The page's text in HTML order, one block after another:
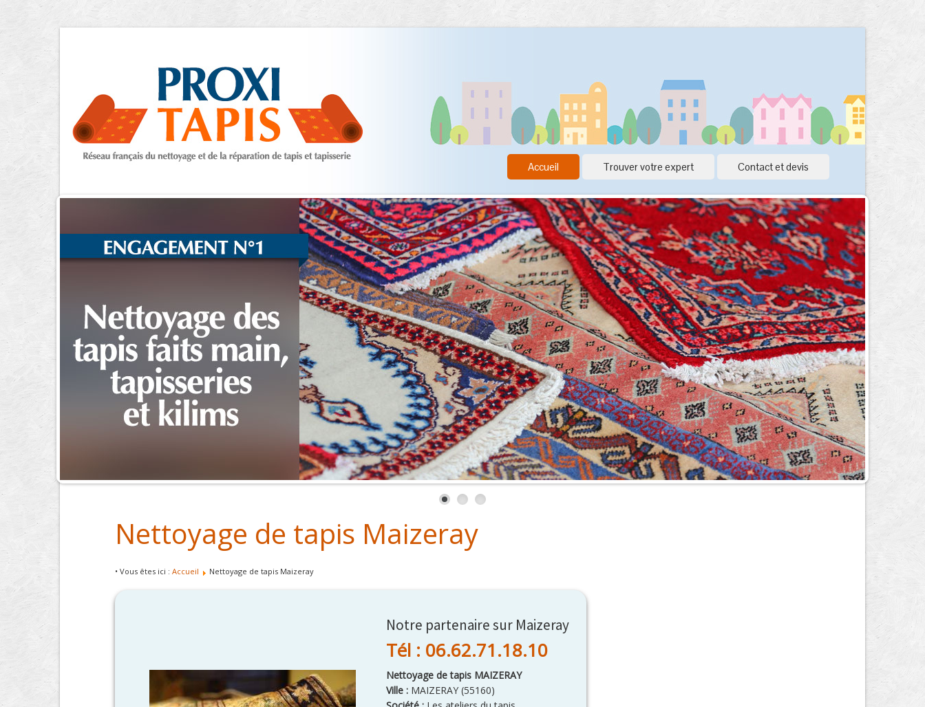
Accueil Trouver votre expert Contact et devis
Nettoyage de tapis Maizeray
• Vous êtes ici : Accueil Nettoyage de tapis Maizeray
Notre partenaire sur Maizeray
Tél : 06.62.71.18.10
Nettoyage de tapis MAIZERAY
Ville : MAIZERAY (55160)